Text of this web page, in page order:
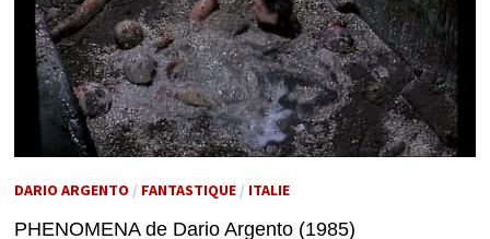
DARIO ARGENTO / FANTASTIQUE/ ITALIE
PHENOMENA de Dario Argento (1985)